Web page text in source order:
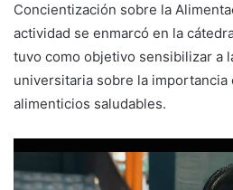
Concientización sobre la
actividad se enmarcó en la
tuvo como objetivo sensibilizar a
universitaria sobre la importancia
alimenticios saludables.